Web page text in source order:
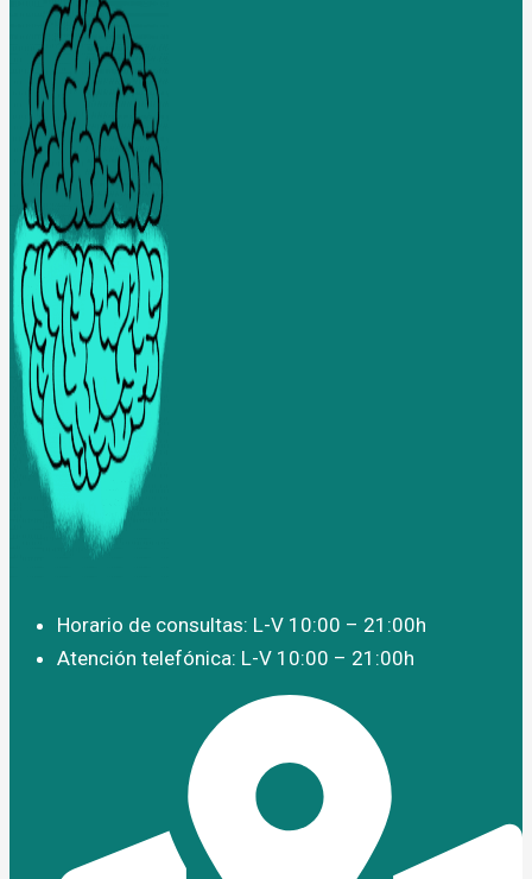
Horario de consultas: L-V 10:00 – 21:00h
Atención telefónica: L-V 10:00 – 21:00h